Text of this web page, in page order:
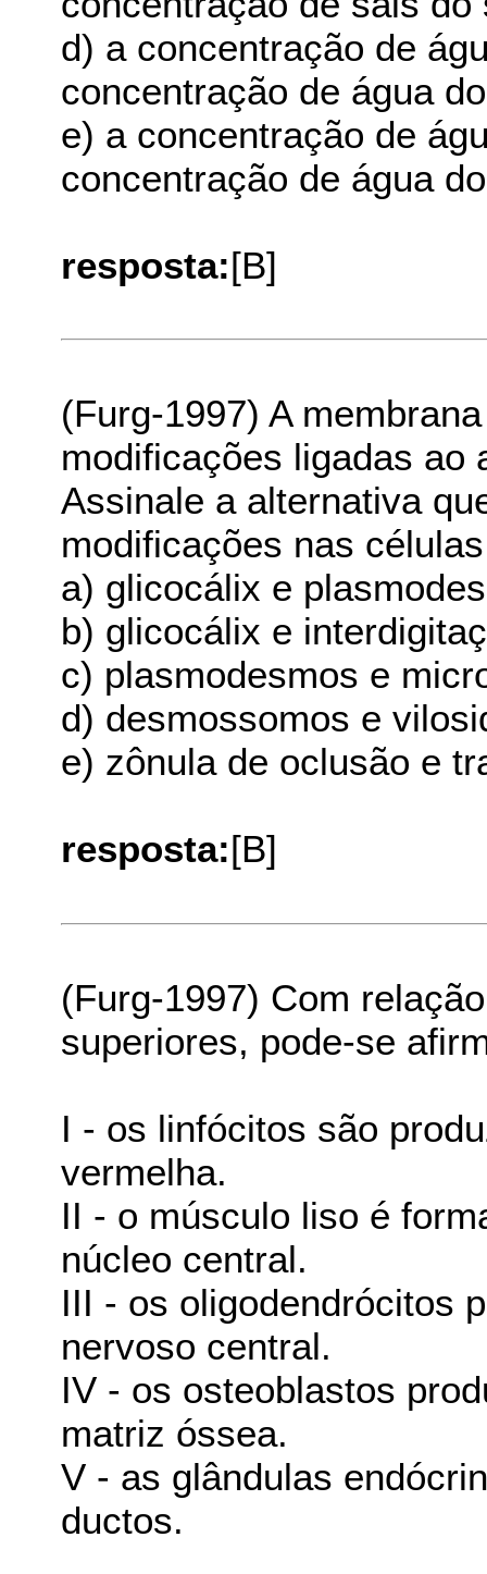
d) a concentração de
concentração de água
e) a concentração de
concentração de água
resposta:[B]
(Furg-1997) A
modificações ligadas ao
Assinale a alternativa
modificações nas
a) glicocálix e
b) glicocálix e
c) plasmodesmos e
d) desmossomos e
e) zônula de oclusão e
resposta:[B]
(Furg-1997) Com
superiores, pode-se
I - os linfócitos são
vermelha.
II - o músculo liso é
núcleo central.
III - os oligodendrócitos
nervoso central.
IV - os osteoblastos
matriz óssea.
V - as glândulas
ductos.